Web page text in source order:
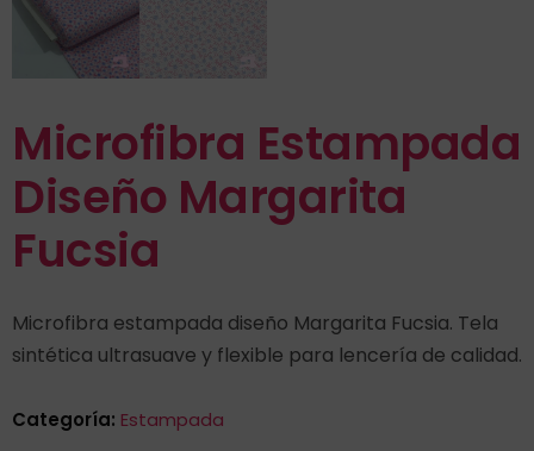
Microfibra Estampada
Diseño Margarita
Fucsia
Microfibra estampada diseño Margarita Fucsia. Tela
sintética ultrasuave y flexible para lencería de calidad.
Categoría: Estampada